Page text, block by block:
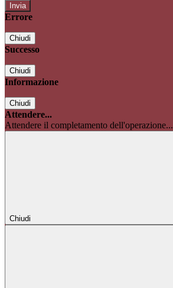
Errore
Chiudi
Successo
Chiudi
Informazione
Chiudi
Attendere...
Attendere il completamento dell'operazione...
Chiudi